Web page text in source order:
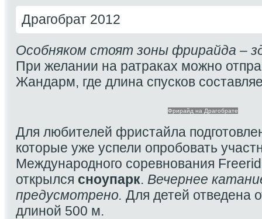
Драгобрат 2012
Особняком стоят зоны фрирайда –
При желании на ратраках можно
Жандарм, где длина спусков
Фрирайд на Драгобрате
Для любителей фристайла
которые уже успели опробовать
Международного соревнования
открылся сноупарк. Вечернее
предусмотрено. Для детей отведена
длиной 500 м.